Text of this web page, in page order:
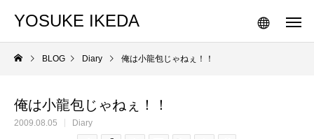
YOSUKE IKEDA
BLOG Diary 俺は小龍包じゃねぇ！！
俺は小龍包じゃねぇ！！
2009.08.05 Diary